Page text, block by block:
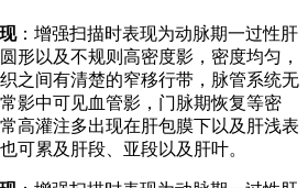
：增强扫描时表现为动脉期一过性肝
形以及不规则高密度影，密度均匀，
之间有清楚的窄移行带，脉管系统无
影中可见血管影，门脉期恢复等密
高灌注多出现在肝包膜下以及肝浅表
可累及肝段、亚段以及肝叶。